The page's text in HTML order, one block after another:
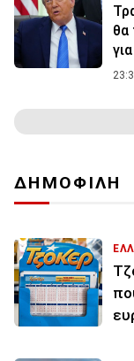
θα
ΔΗΜΟΦΙΛΗ